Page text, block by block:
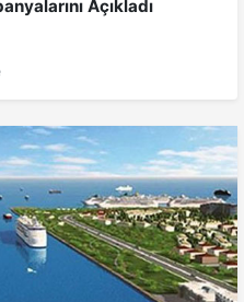
Açıkladı